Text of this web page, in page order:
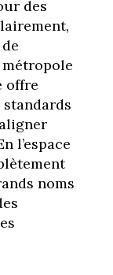
des
offre
l’espace
noms